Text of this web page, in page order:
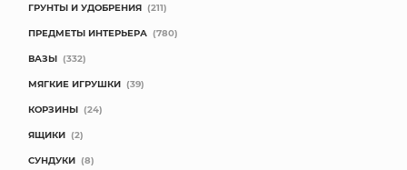
ГРУНТЫ И УДОБРЕНИЯ (211)
ПРЕДМЕТЫ ИНТЕРЬЕРА (780)
ВАЗЫ (332)
МЯГКИЕ ИГРУШКИ (39)
КОРЗИНЫ (24)
ЯЩИКИ (2)
СУНДУКИ (8)